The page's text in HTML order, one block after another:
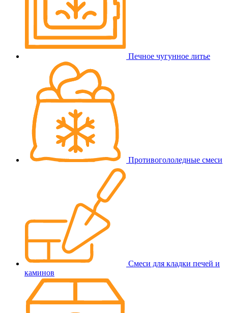
Печное чугунное литье
Противогололедные смеси
Смеси для кладки печей и
каминов